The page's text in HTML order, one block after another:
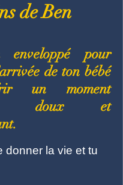
de Ben
pour
de ton bébé
un moment
doux et
donner la vie et tu